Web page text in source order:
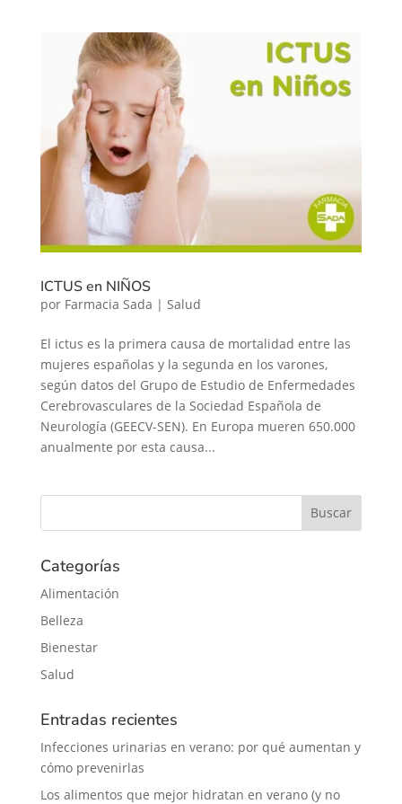
ICTUS en NIÑOS
por Farmacia Sada | Salud
El ictus es la primera causa de mortalidad entre las
mujeres españolas y la segunda en los varones,
según datos del Grupo de Estudio de Enfermedades
Cerebrovasculares de la Sociedad Española de
Neurología (GEECV-SEN). En Europa mueren 650.000
anualmente por esta causa...
Categorías
Alimentación
Belleza
Bienestar
Salud
Entradas recientes
Infecciones urinarias en verano: por qué aumentan y
cómo prevenirlas
Los alimentos que mejor hidratan en verano (y no